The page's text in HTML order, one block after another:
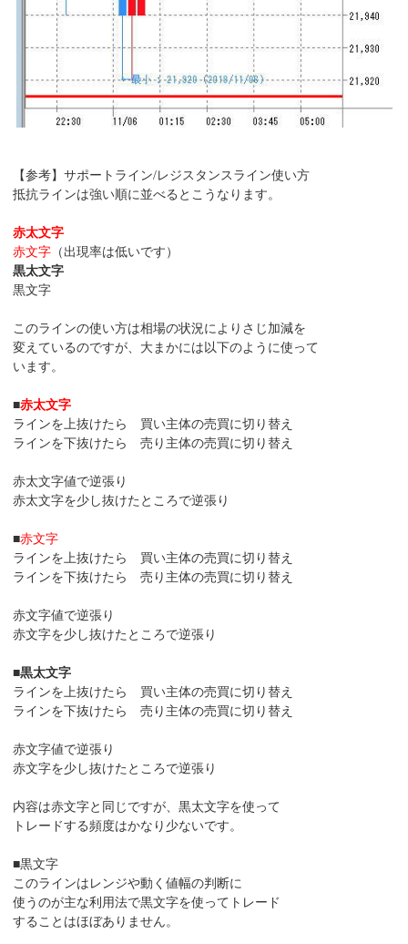
【参考】サポートライン/レジスタンスライン使い方
抵抗ラインは強い順に並べるとこうなります。
赤太文字
赤文字 （出現率は低いです）
黒太文字
黒文字
このラインの使い方は相場の状況によりさじ加減を
変えているのですが、大まかには以下のように使って
います。
■赤太文字
ラインを上抜けたら 買い主体の売買に切り替え
ラインを下抜けたら 売り主体の売買に切り替え
赤太文字値で逆張り
赤太文字を少し抜けたところで逆張り
■赤文字
ラインを上抜けたら 買い主体の売買に切り替え
ラインを下抜けたら 売り主体の売買に切り替え
赤文字値で逆張り
赤文字を少し抜けたところで逆張り
■黒太文字
ラインを上抜けたら 買い主体の売買に切り替え
ラインを下抜けたら 売り主体の売買に切り替え
赤文字値で逆張り
赤文字を少し抜けたところで逆張り
内容は赤文字と同じですが、黒太文字を使って
トレードする頻度はかなり少ないです。
■黒文字
このラインはレンジや動く値幅の判断に
使うのが主な利用法で黒文字を使ってトレード
することはほぼありません。